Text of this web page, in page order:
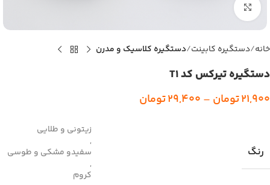
بزرگنمایی تصویر
خانه دستگیره کابینت دستگیره کلاسیک و مدرن
دستگیره تیرکس کد T1
21,900تومان –
29,400تومان
رنگ
زیتونی و طلایی
,
سفیدو مشکی و طوسی
,
کروم